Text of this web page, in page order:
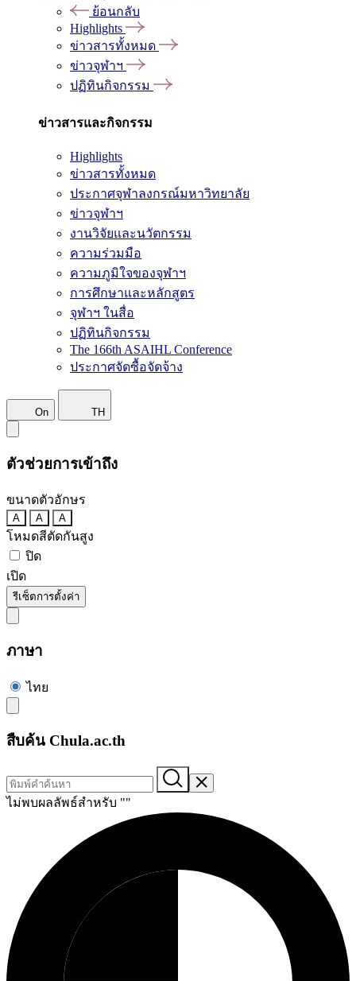
ย้อนกลับ
Highlights
ข่าวสารทั้งหมด
ข่าวจุฬาฯ
ปฏิทินกิจกรรม
ข่าวสารและกิจกรรม
Highlights
ข่าวสารทั้งหมด
ประกาศจุฬาลงกรณ์มหาวิทยาลัย
ข่าวจุฬาฯ
งานวิจัยและนวัตกรรม
ความร่วมมือ
ความภูมิใจของจุฬาฯ
การศึกษาและหลักสูตร
จุฬาฯ ในสื่อ
ปฏิทินกิจกรรม
The 166th ASAIHL Conference
ประกาศจัดซื้อจัดจ้าง
On TH
ตัวช่วยการเข้าถึง
ขนาดตัวอักษร
A A A
โหมดสีตัดกันสูง
ปิด
เปิด
รีเซ็ตการตั้งค่า
ภาษา
ไทย
สืบค้น Chula.ac.th
ไม่พบผลลัพธ์สำหรับ ""